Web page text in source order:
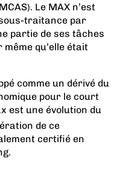
Le MAX n’est
traitance par
partie de ses tâches
qu’elle était
comme un dérivé du
pour le court
est une évolution du
de ce
certifié en